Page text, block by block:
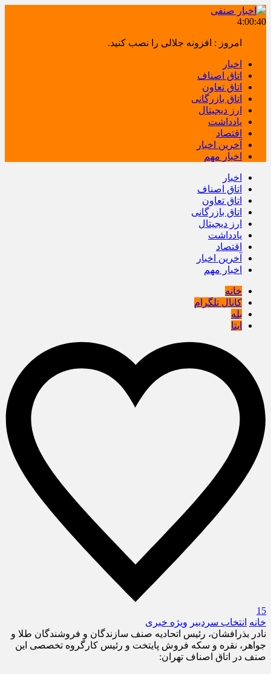
4:00:40
امروز : افزونه جلالی را نصب کنید.
اخبار
اتاق اصناف
اتاق تعاون
اتاق بازرگانی
ارز دیجیتال
یادداشت
اقتصاد
آخرین اخبار
اخبار مهم
اخبار
اتاق اصناف
اتاق تعاون
اتاق بازرگانی
ارز دیجیتال
یادداشت
اقتصاد
آخرین اخبار
اخبار مهم
خانه
کانال تلگرام
بله
ایتا
15
خانه انتخاب سردبیر ویژه خبری
نادر بذرافشان، رئیس اتحادیه صنف سازندگان و فروشندگان طلا و
جواهر، نقره و سکه فروش پایتخت و رئیس کارگروه تخصصی این
صنف در اتاق اصناف تهران: